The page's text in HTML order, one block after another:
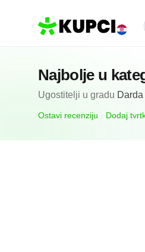
Najbolje u
Ugostitelji u gradu Darda
Ostavi recenziju · Dodaj